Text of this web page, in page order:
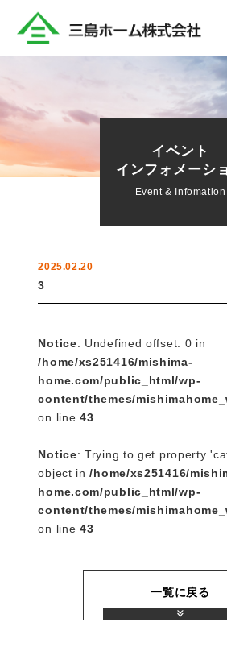
イベント
インフォメーシ
Event & Infomation
2025.02.20
3
Notice: Undefined offset: 0 in
/home/xs251416/mishima-
home.com/public_html/wp-
content/themes/
on line43
Notice: Trying to get property
object in/home/xs251416/
home.com/public_html/wp-
content/themes/
on line43
一覧に戻る